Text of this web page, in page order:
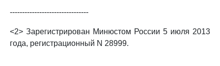
--------------------------------
<2> Зарегистрирован Минюстом России 5 июля 2013
года, регистрационный N 28999.